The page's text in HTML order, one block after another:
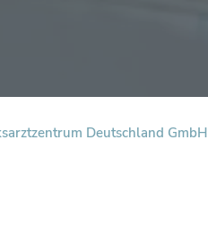
Deutschland GmbH